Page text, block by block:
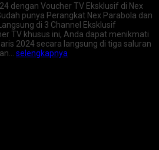
dengan Voucher TV Eksklusif di Nex
punya Perangkat Nex Parabola dan
di 3 Channel Eksklusif
TV khusus ini, Anda dapat menikmati
2024 secara langsung di tiga saluran
selengkapnya